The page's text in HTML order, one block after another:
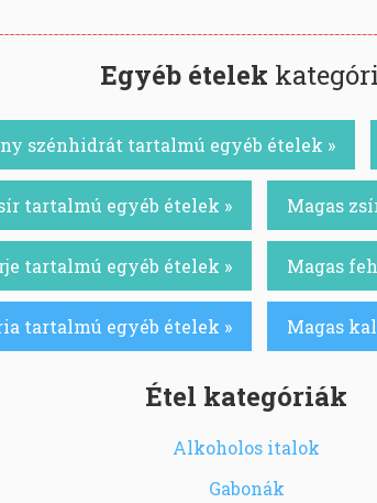
Egyéb ételek
szénhidrát tartalmú egyéb ételek »
tartalmú egyéb ételek » Magas
tartalmú egyéb ételek » Magas
tartalmú egyéb ételek » Magas
Étel kategóriák
Alkoholos italok
Gabonák